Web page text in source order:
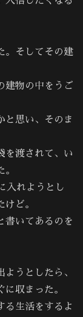
。そしてその建
建物の中をうご
と思い、そのま
を渡されて、い
入れようとし
ど。
書いてあるのを
うとしたら、
収まった。
る生活をするよ